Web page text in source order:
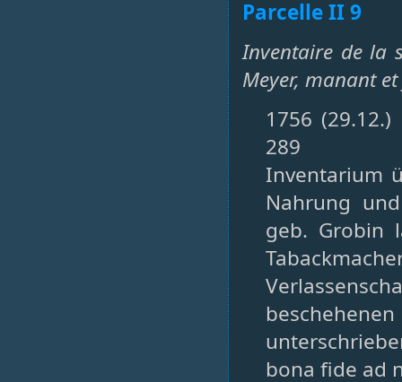
Parcelle II 9
Inventaire de la
Meyer, manant
1756
289
Inventarium
Nahrung
geb. Grobin
bona fide ad